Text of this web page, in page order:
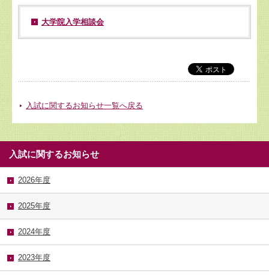
大学院入学相談会
入試に関するお知らせ一覧へ戻る
入試に関するお知らせ
2026年度
2025年度
2024年度
2023年度